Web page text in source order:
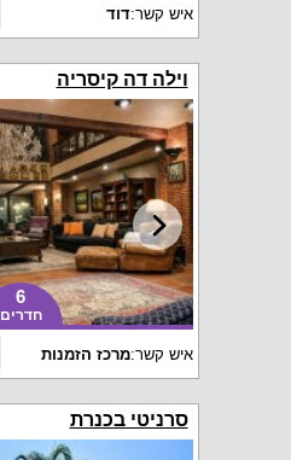
איש קשר:דוד
וילה דה קיסריה
6
חדרים
איש קשר:מרכז הזמנות
סרניטי בכנרת